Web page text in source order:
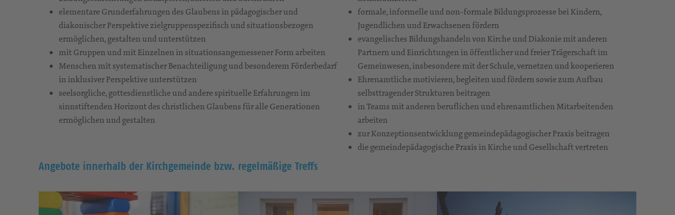
elementare Grunderfahrungen des Glaubens in pädagogischer und
diakonischer Perspektive zielgruppenspezifisch und situationsbezogen
ermöglichen, gestalten und unterstützen
mit Gruppen und mit Einzelnen in situationsangemessener Form arbeiten
Menschen mit systematischer Benachteiligung und besonderem Förderbedarf
in inklusiver Perspektive unterstützen
seelsorgliche, gottesdienstliche und andere spirituelle Erfahrungen im
sinnstiftenden Horizont des christlichen Glaubens für alle Generationen
ermöglichen und gestalten
formale, informelle und non-formale Bildungsprozesse bei Kindern,
Jugendlichen und Erwachsenen fördern
evangelisches Bildungshandeln von Kirche und Diakonie mit anderen
Partnern und Einrichtungen in öffentlicher und freier Trägerschaft im
Gemeinwesen, insbesondere mit der Schule, vernetzen und kooperieren
Ehrenamtliche motivieren, begleiten und fördern sowie zum Aufbau
selbsttragender Strukturen beitragen
in Teams mit anderen beruflichen und ehrenamtlichen Mitarbeitenden
arbeiten
zur Konzeptionsentwicklung gemeindepädagogischer Praxis beitragen
die gemeindepädagogische Praxis in Kirche und Gesellschaft vertreten
Angebote innerhalb der Kirchgemeinde bzw. regelmäßige Treffs